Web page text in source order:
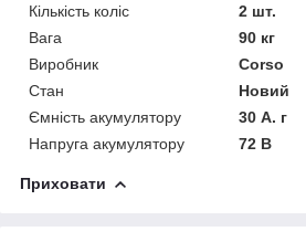
Кількість коліс
2 шт.
Вага
90 кг
Виробник
Corso
Стан
Новий
Ємність акумулятору
30 А. г
Напруга акумулятору
72 В
Приховати